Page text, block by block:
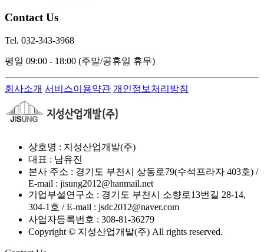
Contact Us
Tel. 032-343-3968
평일 09:00 - 18:00 (주말/공휴일 휴무)
회사소개 서비스이용약관 개인정보처리방침
상호명 : 지성산업개발(주)
대표 : 남유진
본사 주소 : 경기도 부천시 상동로79(수석프라자 403호) /
E-mail : jisung2012@hanmail.net
기업부설연구소 : 경기도 부천시 소향로13번길 28-14,
304-1호 / E-mail : jsdc2012@naver.com
사업자등록번호 : 308-81-36279
Copyright © 지성산업개발(주) All rights reserved.